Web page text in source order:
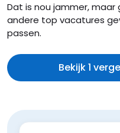
Dat is nou jammer,
andere top vacatures
passen.
Bekijk 1